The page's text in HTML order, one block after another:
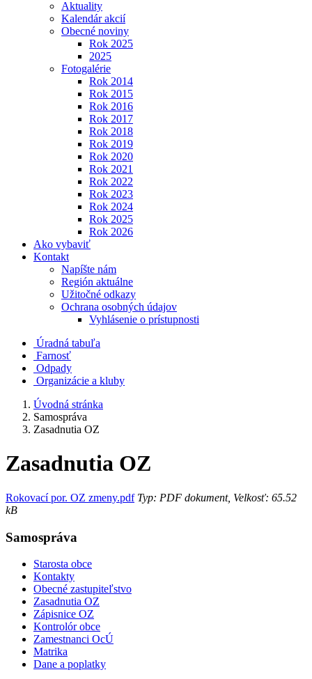
Aktuality
Kalendár akcií
Obecné noviny
Rok 2025
2025
Fotogalérie
Rok 2014
Rok 2015
Rok 2016
Rok 2017
Rok 2018
Rok 2019
Rok 2020
Rok 2021
Rok 2022
Rok 2023
Rok 2024
Rok 2025
Rok 2026
Ako vybaviť
Kontakt
Napíšte nám
Región aktuálne
Užitočné odkazy
Ochrana osobných údajov
Vyhlásenie o prístupnosti
Úradná tabuľa
Farnosť
Odpady
Organizácie a kluby
Úvodná stránka
Samospráva
Zasadnutia OZ
Zasadnutia OZ
Rokovací por. OZ zmeny.pdfTyp: PDF dokument, Velkosť: 65.52
kB
Samospráva
Starosta obce
Kontakty
Obecné zastupiteľstvo
Zasadnutia OZ
Zápisnice OZ
Kontrolór obce
Zamestnanci OcÚ
Matrika
Dane a poplatky